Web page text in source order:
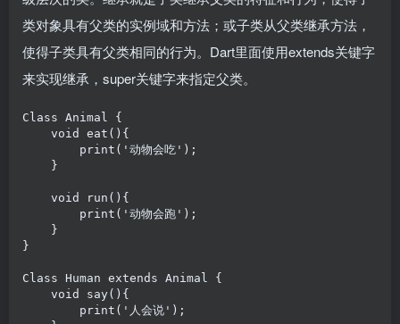
类对象具有父类的实例域和方法；或子类从父类继承方法，
使得子类具有父类相同的行为。Dart里面使用extends关键字
来实现继承，super关键字来指定父类。
Class Animal {
    void eat(){
        print('动物会吃');
    }
    void run(){
        print('动物会跑');
    }
}
Class Human extends Animal {
    void say(){
        print('人会说');